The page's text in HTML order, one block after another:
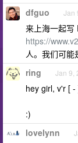
dfguo Jan
来上海一起写
https://
人。我们可能
ring Jan 9,
hey girl, v'r [
:)
lovelynn